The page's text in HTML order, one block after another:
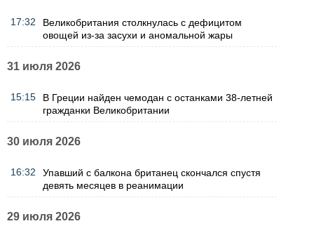
17:32
Великобритания столкнулась с дефицитом
овощей из-за засухи и аномальной жары
31 июля 2026
15:15
В Греции найден чемодан с останками 38-летней
гражданки Великобритании
30 июля 2026
16:32
Упавший с балкона британец скончался спустя
девять месяцев в реанимации
29 июля 2026